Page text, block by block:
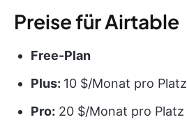
Preise für Airtable
Free-Plan
Plus: 10 $/Monat pro Platz
Pro: 20 $/Monat pro Platz